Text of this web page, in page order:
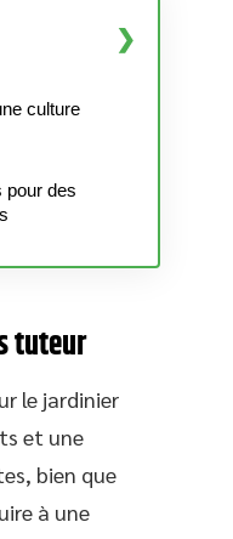
culture
pour des
tuteur
le jardinier
et une
bien que
à une